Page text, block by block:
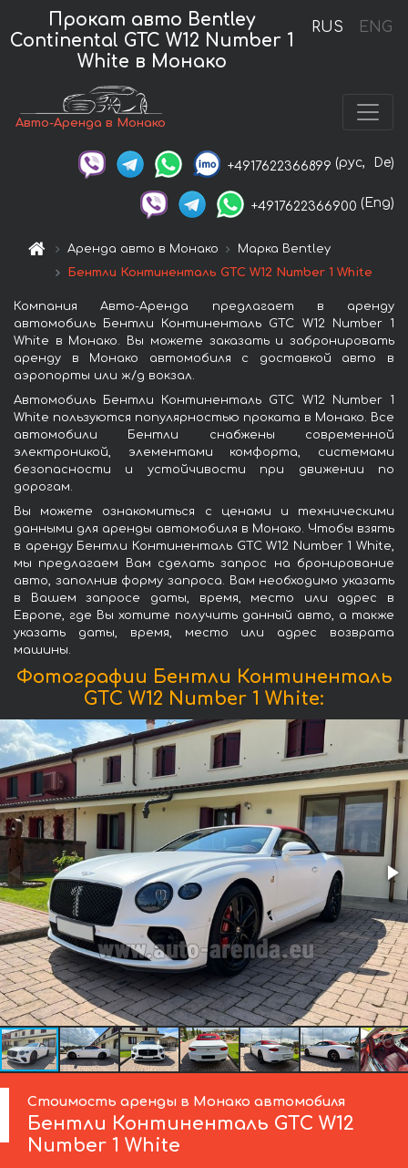
RUS ENG
Прокат авто Bentley
Continental GTC W12 Number 1
White в Монако
Авто-Аренда в Монако
+4917622366899 (рус, De)
+4917622366900 (Eng)
Аренда авто в Монако
Марка Bentley
Бентли Континенталь GTC W12 Number 1 White
Компания Авто-Аренда предлагает в аренду
автомобиль Бентли Континенталь GTC W12 Number 1
White в Монако. Вы можете заказать и забронировать
аренду в Монако автомобиля с доставкой авто в
аэропорты или ж/д вокзал.
Автомобиль Бентли Континенталь GTC W12 Number 1
White пользуются популярностью проката в Монако. Все
автомобили Бентли снабжены современной
электроникой, элементами комфорта, системами
безопасности и устойчивости при движении по
дорогам.
Вы можете ознакомиться с ценами и техническими
данными для аренды автомобиля в Монако. Чтобы взять
в аренду Бентли Континенталь GTC W12 Number 1 White,
мы предлагаем Вам сделать запрос на бронирование
авто, заполнив форму запроса. Вам необходимо указать
в Вашем запросе даты, время, место или адрес в
Европе, где Вы хотите получить данный авто, а также
указать даты, время, место или адрес возврата
машины.
Фотографии Бентли Континенталь
GTC W12 Number 1 White:
Стоимость аренды в Монако автомобиля
Бентли Континенталь GTC W12
Number 1 White